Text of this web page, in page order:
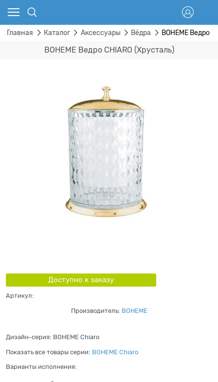
Главная Каталог Аксессуары Вёдра BOHEME Ведро
BOHEME Ведро CHIARO (Хрусталь)
Доступно к заказу
Артикул:
Производитель: BOHEME
Дизайн-серия: BOHEME Chiaro
Показать все товары серии: BOHEME Chiaro
Варианты исполнения: